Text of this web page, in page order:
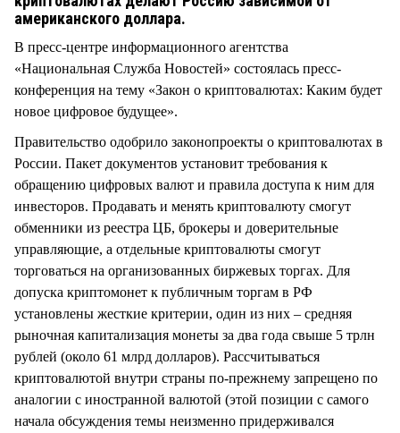
американского доллара.
В пресс-центре информационного агентства
«Национальная Служба Новостей» состоялась пресс-
конференция на тему «Закон о криптовалютах: Каким будет
новое цифровое будущее».
Правительство одобрило законопроекты о криптовалютах в
России. Пакет документов установит требования к
обращению цифровых валют и правила доступа к ним для
инвесторов. Продавать и менять криптовалюту смогут
обменники из реестра ЦБ, брокеры и доверительные
управляющие, а отдельные криптовалюты смогут
торговаться на организованных биржевых торгах. Для
допуска криптомонет к публичным торгам в РФ
установлены жесткие критерии, один из них – средняя
рыночная капитализация монеты за два года свыше 5 трлн
рублей (около 61 млрд долларов). Рассчитываться
криптовалютой внутри страны по-прежнему запрещено по
аналогии с иностранной валютой (этой позиции с самого
начала обсуждения темы неизменно придерживался